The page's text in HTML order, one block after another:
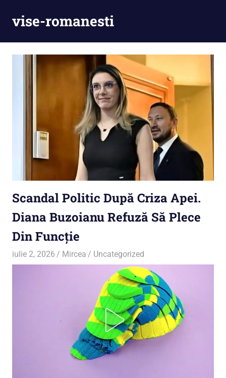
vise-romanesti
Scandal Politic După Criza Apei.
Diana Buzoianu Refuză Să Plece
Din Funcție
iulie 2, 2026 Mircea Uncategorized